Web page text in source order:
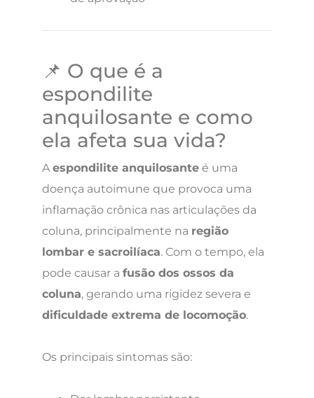
📌 O que é a
espondilite
anquilosante e como
ela afeta sua vida?
A espondilite anquilosante é uma
doença autoimune que provoca uma
inflamação crônica nas articulações da
coluna, principalmente na região
lombar e sacroilíaca. Com o tempo, ela
pode causar a fusão dos ossos da
coluna, gerando uma rigidez severa e
dificuldade extrema de locomoção.
Os principais sintomas são: